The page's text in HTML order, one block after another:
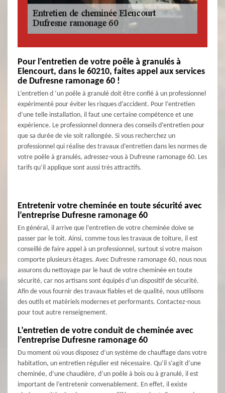
Pour l’entretien de votre poêle à granulés à
Elencourt, dans le 60210, faites appel aux services
de Dufresne ramonage 60 !
L’entretien d ’un poêle à granulé doit être confié à un professionnel
expérimenté pour éviter les risques d’accident. Pour l’entretien
d’une telle installation, il faut une certaine compétence et une
expérience. Le professionnel donnera des conseils d’entretien pour
que sa durée de vie soit rallongée. Si vous recherchez un
professionnel qui réalise des travaux d’entretien dans les normes de
votre poêle à granulés, adressez-vous à Dufresne ramonage 60. Les
tarifs qu’il applique sont aussi très attractifs.
Entretenir votre cheminée en toute sécurité avec
l’entreprise Dufresne ramonage 60
En général, il arrive que l’entretien de votre cheminée doive se
passer par le toit. Ainsi, comme tous les travaux de toiture, il est
conseillé de faire appel à un professionnel, surtout si votre maison
comporte plusieurs étages. Avec Dufresne ramonage 60, nous nous
assurons du nettoyage par le haut de votre cheminée en toute
sécurité, car nos artisans sont équipés d’un dispositif de sécurité.
Afin de vous fournir des travaux fiables et de qualité, nous utilisons
des outils et matériels modernes et performants. Contactez-nous
pour tout autre renseignement.
L’entretien de votre conduit de cheminée avec
l’entreprise Dufresne ramonage 60
Du moment où vous disposez d’un système de chauffage dans votre
habitation, un entretien régulier est nécessaire. Qu’il s’agit d’une
cheminée, d’une chaudière, d’un poêle à bois ou à granulé, il est
important de l’entretenir convenablement. En effet, il existe